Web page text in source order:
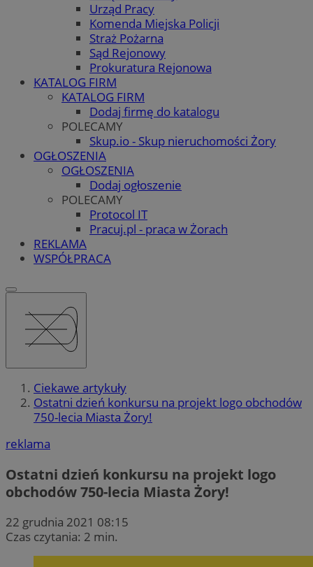
Urząd Pracy
Komenda Miejska Policji
Straż Pożarna
Sąd Rejonowy
Prokuratura Rejonowa
KATALOG FIRM
KATALOG FIRM
Dodaj firmę do katalogu
POLECAMY
Skup.io - Skup nieruchomości Żory
OGŁOSZENIA
OGŁOSZENIA
Dodaj ogłoszenie
POLECAMY
Protocol IT
Pracuj.pl - praca w Żorach
REKLAMA
WSPÓŁPRACA
Ciekawe artykuły
Ostatni dzień konkursu na projekt logo obchodów
750-lecia Miasta Żory!
reklama
Ostatni dzień konkursu na projekt logo
obchodów 750-lecia Miasta Żory!
22 grudnia 2021 08:15
Czas czytania: 2 min.